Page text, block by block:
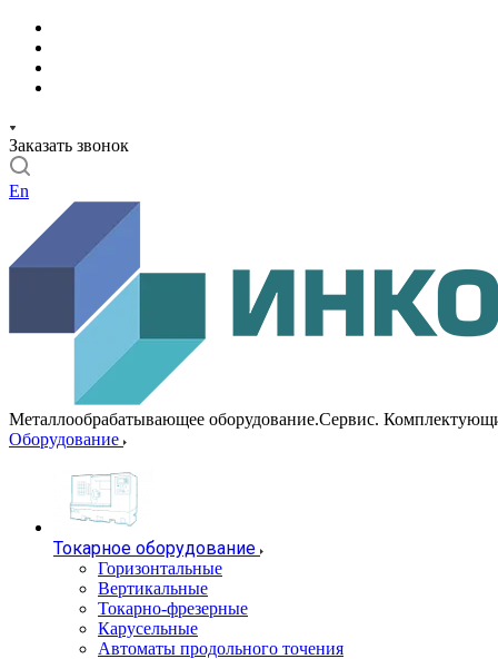
Заказать звонок
En
Металлообрабатывающее оборудование.Сервис.
Оборудование
Токарное оборудование
Горизонтальные
Вертикальные
Токарно-фрезерные
Карусельные
Автоматы продольного точения